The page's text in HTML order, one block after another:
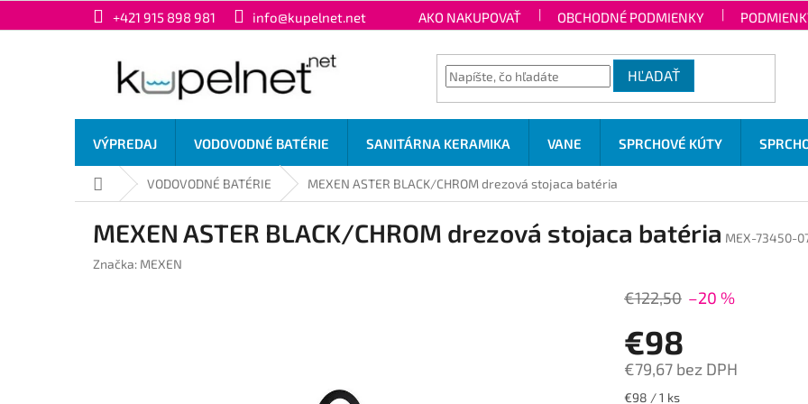
+421 915 898 981 info@kupelnet.net AKO NAKUPOVAŤ OBCHODNÉ PODMIENKY
HĽADAŤ
VÝPREDAJ VODOVODNÉ BATÉRIE SANITÁRNA KERAMIKA VANE SPRCHOVÉ KÚTY
DomovVODOVODNÉ BATÉRIE MEXEN ASTER BLACK/CHROM drezová stojaca batéria
MEXEN ASTER BLACK/CHROM drezová stojaca batéria MEX-73450-
Značka: MEXEN
€122,50 –20 %
€98
€79,67 bez DPH
Jednotková
€98 / 1 ks